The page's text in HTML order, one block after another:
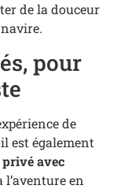
de la douceur
pour
de
est également
avec
en